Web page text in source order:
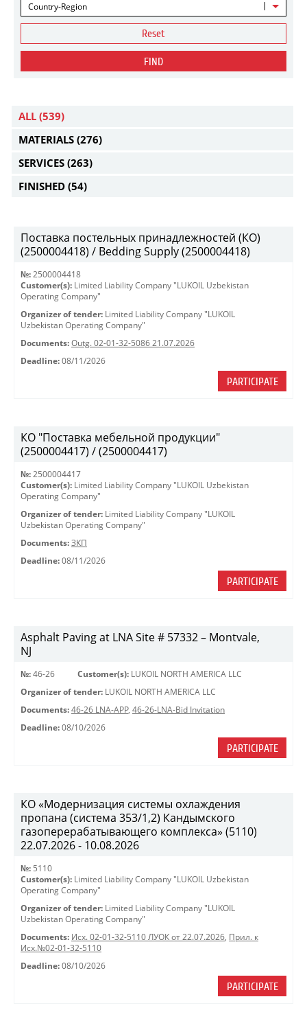
Country-Region
Reset
FIND
ALL (539)
MATERIALS (276)
SERVICES (263)
FINISHED (54)
Поставка постельных принадлежностей (КО)
(2500004418) / Bedding Supply (2500004418)
№: 2500004418
Customer(s): Limited Liability Company "LUKOIL Uzbekistan
Operating Company"
Organizer of tender: Limited Liability Company "LUKOIL
Uzbekistan Operating Company"
Documents: Outg. 02-01-32-5086 21.07.2026
Deadline: 08/11/2026
PARTICIPATE
КО "Поставка мебельной продукции"
(2500004417) / (2500004417)
№: 2500004417
Customer(s): Limited Liability Company "LUKOIL Uzbekistan
Operating Company"
Organizer of tender: Limited Liability Company "LUKOIL
Uzbekistan Operating Company"
Documents: ЗКП
Deadline: 08/11/2026
PARTICIPATE
Asphalt Paving at LNA Site # 57332 – Montvale,
NJ
№: 46-26 Customer(s): LUKOIL NORTH AMERICA LLC
Organizer of tender: LUKOIL NORTH AMERICA LLC
Documents: 46-26 LNA-APP, 46-26-LNA-Bid Invitation
Deadline: 08/10/2026
PARTICIPATE
КО «Модернизация системы охлаждения
пропана (система 353/1,2) Кандымского
газоперерабатывающего комплекса» (5110)
22.07.2026 - 10.08.2026
№: 5110
Customer(s): Limited Liability Company "LUKOIL Uzbekistan
Operating Company"
Organizer of tender: Limited Liability Company "LUKOIL
Uzbekistan Operating Company"
Documents: Исх. 02-01-32-5110 ЛУОК от 22.07.2026, Прил. к
Исх.№02-01-32-5110
Deadline: 08/10/2026
PARTICIPATE